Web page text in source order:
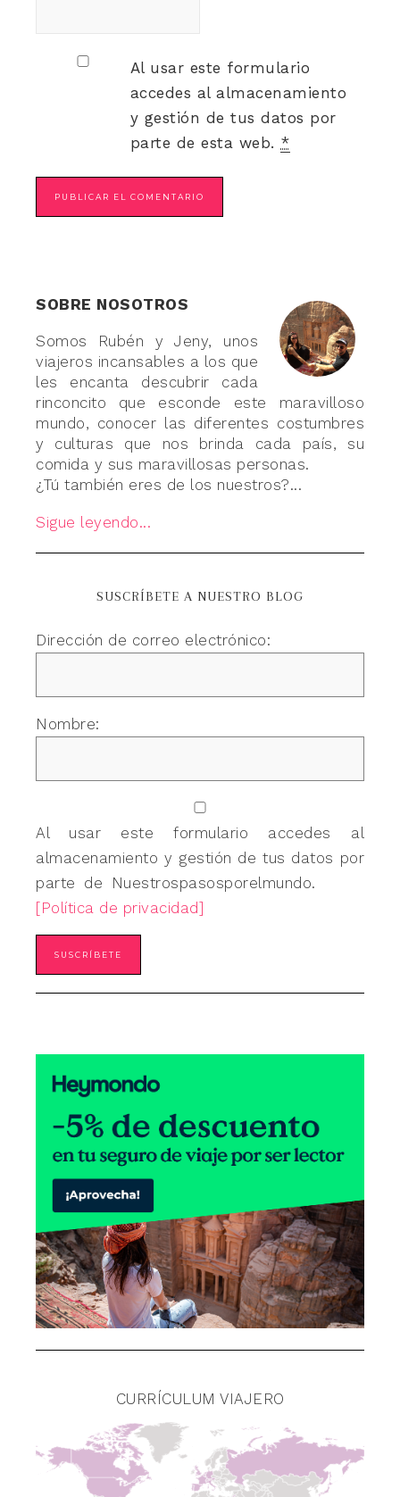
Al usar este formulario
accedes al almacenamiento
y gestión de tus datos por
parte de esta web. *
SOBRE NOSOTROS
Somos Rubén y Jeny, unos
viajeros incansables a los que
les encanta descubrir cada
rinconcito que esconde este maravilloso
mundo, conocer las diferentes costumbres
y culturas que nos brinda cada país, su
comida y sus maravillosas personas.
¿Tú también eres de los nuestros?...
Sigue leyendo...
SUSCRÍBETE A NUESTRO BLOG
Dirección de correo electrónico:
Nombre:
Al usar este formulario accedes al
almacenamiento y gestión de tus datos por
parte de Nuestrospasosporelmundo.
[Política de privacidad]
CURRÍCULUM VIAJERO